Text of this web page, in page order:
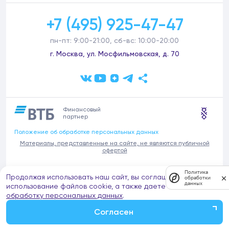
+7 (495) 925-47-47
пн-пт: 9:00-21:00, сб-вс: 10:00-20:00
г. Москва, ул. Мосфильмовская, д. 70
Финансовый
партнер
Положение об обработке персональных данных
Материалы, представленные на сайте, не являются публичной
офертой
В связи с участившимися случаями предложений частных услуг от
имени компании Донстрой (проведения ремонтов, продажи
отделочных материалов и т.п.), обращаем внимание на то, что
компания Донстрой не оказывает таких услуг, не имеет
представительств такого профиля и не обращается к частным
Продолжая использовать наш сайт, вы соглашаетесь на
использование файлов cookie, а также даете согласие на
обработку персональных данных.
Согласен
Политика
обработки
данных